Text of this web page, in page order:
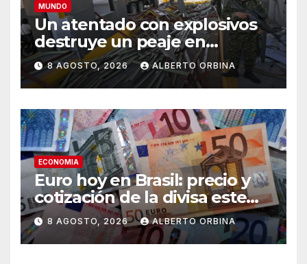
MUNDO
Un atentado con explosivos
destruye un peaje en
Colombia en el primer día del
gobierno de Abelardo De la
Espriella y tras el anuncio de
mano dura
8 AGOSTO, 2026 ALBERTO ORBINA
ECONOMIA
Euro hoy en Brasil: precio y
cotización de la divisa este
sábado 8 de agosto de 2026
8 AGOSTO, 2026 ALBERTO ORBINA